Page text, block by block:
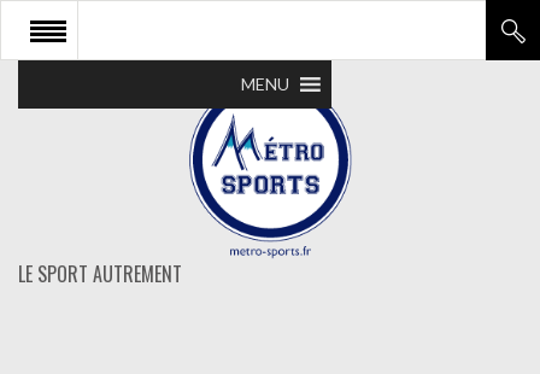
LE SPORT AUTREMENT
MENU